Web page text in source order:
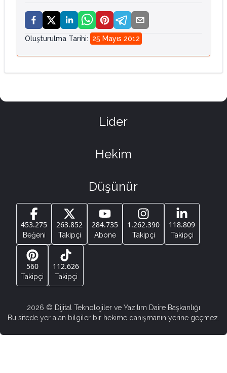
Oluşturulma Tarihi: 25 Mayıs 2012
Lider
Hekim
Düşünür
453.275
Beğeni
263.852
Takipçi
284.735
Abone
1.262.390
Takipçi
118.809
Takipçi
560
Takipçi
112.626
Takipçi
2026 © Dijital Teknolojiler ve Yazılım Daire Başkanlığı
Bu sitede yer alan bilgiler bir hekime danışmanın yerine geçmez.